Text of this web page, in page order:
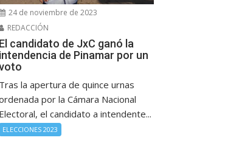
24 de noviembre de 2023
REDACCIÓN
El candidato de JxC ganó la
intendencia de Pinamar por un
Tras la apertura de quince urnas
por la Cámara Nacional
Electoral, el candidato a intendente...
ELECCIONES 2023